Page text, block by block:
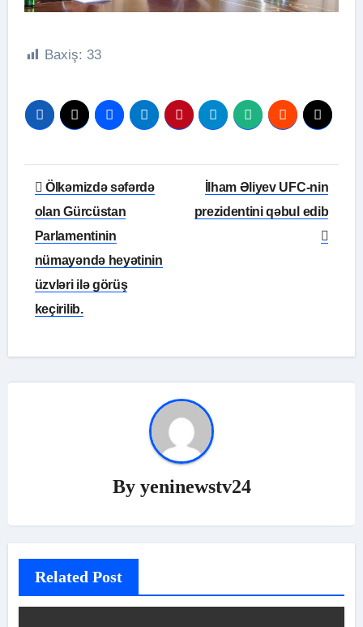
Baxiş: 33
Yazı
naviqasiyası
Ölkəmizdə səfərdə
olan Gürcüstan
Parlamentinin
nümayəndə heyətinin
üzvləri ilə görüş
keçirilib.
İlham Əliyev UFC-nin
prezidentini qəbul edib
By yeninewstv24
Related Post